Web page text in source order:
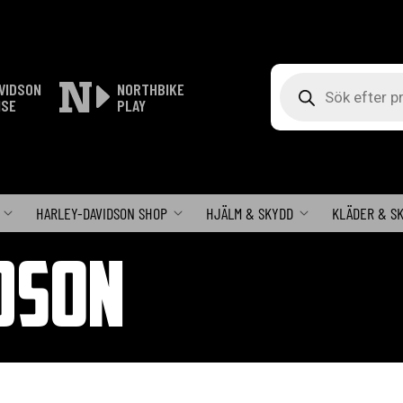
NORTHBIKE
PLAY
HARLEY-DAVIDSON SHOP HJÄLM & SKYDD KLÄDER &